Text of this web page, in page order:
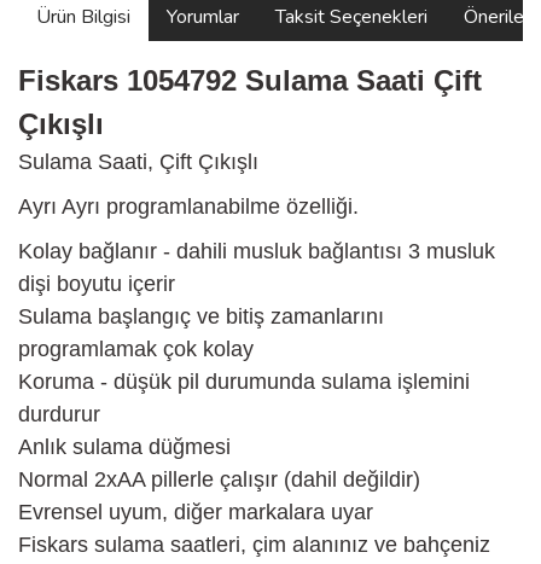
Ürün Bilgisi Yorumlar Taksit Seçenekleri
Fiskars 1054792 Sulama Saati Çift
Çıkışlı
Sulama Saati, Çift Çıkışlı
Ayrı Ayrı programlanabilme özelliği.
Kolay bağlanır - dahili musluk bağlantısı 3 musluk
dişi boyutu içerir
Sulama başlangıç ve bitiş zamanlarını
programlamak çok kolay
Koruma - düşük pil durumunda sulama işlemini
durdurur
Anlık sulama düğmesi
Normal 2xAA pillerle çalışır (dahil değildir)
Evrensel uyum, diğer markalara uyar
Fiskars sulama saatleri, çim alanınız ve bahçeniz